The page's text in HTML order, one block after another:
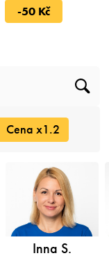
-50 Kč
Cena x1.2
Inna S.